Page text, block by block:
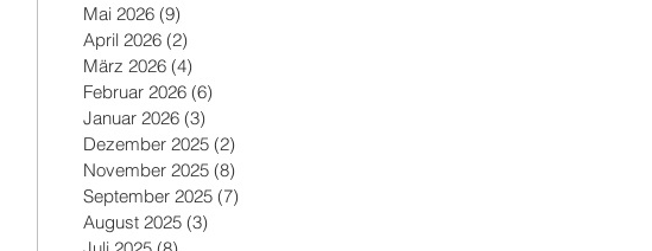
Mai 2026 (9)
April 2026 (2)
März 2026 (4)
Februar 2026 (6)
Januar 2026 (3)
Dezember 2025 (2)
November 2025 (8)
September 2025 (7)
August 2025 (3)